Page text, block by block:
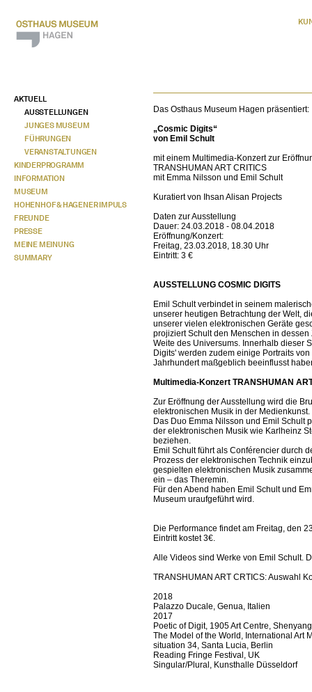
AKTUELL
AUSSTELLUNGEN
JUNGES MUSEUM
FÜHRUNGEN
VERANSTALTUNGEN
KINDERPROGRAMM
INFORMATION
MUSEUM
HOHENHOF & HAGENER IMPULS
FREUNDE
PRESSE
MEINE MEINUNG
SUMMARY
Das Osthaus Museum Hagen präsentiert:
„Cosmic Digits“
von Emil Schult
mit einem Multimedia-Konzert zur
TRANSHUMAN ART CRITICS
mit Emma Nilsson und Emil Schult
Kuratiert von Ihsan Alisan Projects
Daten zur Ausstellung
Dauer: 24.03.2018 - 08.04.2018
Eröffnung/Konzert:
Freitag, 23.03.2018, 18.30 Uhr
Eintritt: 3 €
AUSSTELLUNG COSMIC DIGITS
Emil Schult verbindet in seinem
unserer heutigen Betrachtung der Welt,
unserer vielen elektronischen Geräte
projiziert Schult den Menschen in
Weite des Universums. Innerhalb dieser
Digits' werden zudem einige Portraits
Jahrhundert maßgeblich beeinflusst
Multimedia-Konzert TRANSHUMAN
Zur Eröffnung der Ausstellung wird die
elektronischen Musik in der Medienkunst.
Das Duo Emma Nilsson und Emil Schult
der elektronischen Musik wie Karlheinz
beziehen.
Emil Schult führt als Conférencier durch
Prozess der elektronischen Technik
gespielten elektronischen Musik
ein – das Theremin.
Für den Abend haben Emil Schult und
Museum uraufgeführt wird.
Die Performance findet am Freitag, den
Eintritt kostet 3€.
Alle Videos sind Werke von Emil Schult.
TRANSHUMAN ART CRTICS: Auswahl
2018
Palazzo Ducale, Genua, Italien
2017
Poetic of Digit, 1905 Art Centre,
The Model of the World, International Art
situation 34, Santa Lucia, Berlin
Reading Fringe Festival, UK
Singular/Plural, Kunsthalle Düsseldorf